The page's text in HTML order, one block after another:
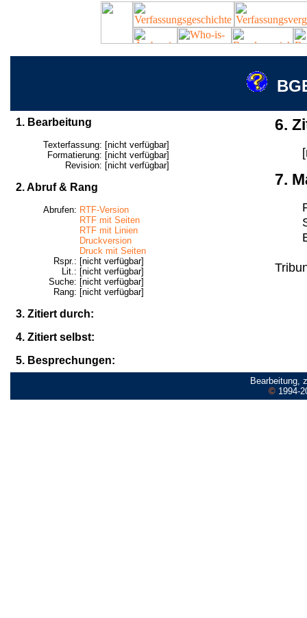
1. Bearbeitung
Texterfassung: [nicht verfügbar]
Formatierung: [nicht verfügbar]
Revision: [nicht verfügbar]
2. Abruf & Rang
Abrufen: RTF-Version
RTF mit Seiten
RTF mit Linien
Druckversion
Druck mit Seiten
Rspr.: [nicht verfügbar]
Lit.: [nicht verfügbar]
Suche: [nicht verfügbar]
Rang: [nicht verfügbar]
3. Zitiert durch:
4. Zitiert selbst:
5. Besprechungen:
6.
7.
Bearbeitung,
©1994-